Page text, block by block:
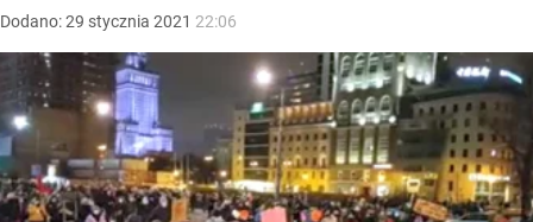
Dodano:29 stycznia 2021 22:06